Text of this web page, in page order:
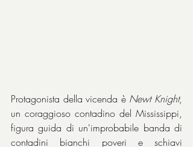
Protagonista della vicenda è Newt Knight,
un coraggioso contadino del Mississippi,
figura guida di un'improbabile banda di
contadini bianchi poveri e schiavi